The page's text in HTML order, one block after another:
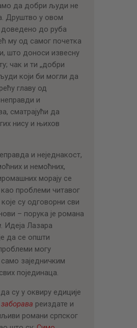
да добри људи не
Друштво у овом
доведено до руба
му од самог почетка
што доноси извесну
чак и ти „добри
који би могли да
главу од
и
сматрајући да
нису и њихов
и неједнакост,
и немоћних,
морају се
проблеми читавог
су одговорни сви
– порука је романа
. Идеја Лазара
да се општи
могу
заједничким
појединаца.
су у оквиру едиције
реиздате и
романи српског